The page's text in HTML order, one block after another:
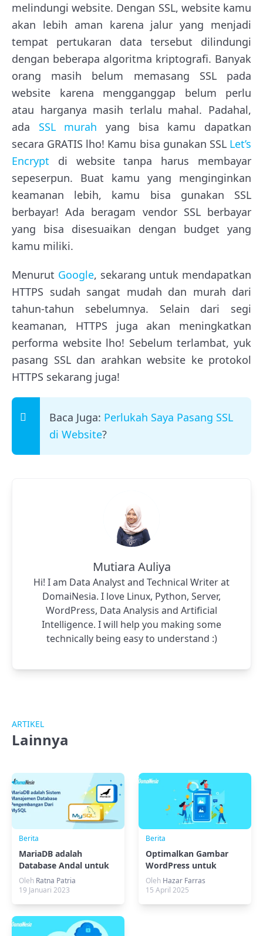
melindungi website. Dengan SSL, website kamu
akan lebih aman karena jalur yang menjadi
tempat pertukaran data tersebut dilindungi
dengan beberapa algoritma kriptografi. Banyak
orang masih belum memasang SSL pada
website karena mengganggap belum perlu
atau harganya masih terlalu mahal. Padahal,
ada SSL murah yang bisa kamu dapatkan
secara GRATIS lho! Kamu bisa gunakan SSL Let’s
Encrypt di website tanpa harus membayar
sepeserpun. Buat kamu yang menginginkan
keamanan lebih, kamu bisa gunakan SSL
berbayar! Ada beragam vendor SSL berbayar
yang bisa disesuaikan dengan budget yang
kamu miliki.
Menurut Google, sekarang untuk mendapatkan
HTTPS sudah sangat mudah dan murah dari
tahun-tahun sebelumnya. Selain dari segi
keamanan, HTTPS juga akan meningkatkan
performa website lho! Sebelum terlambat, yuk
pasang SSL dan arahkan website ke protokol
HTTPS sekarang juga!
Baca Juga: Perlukah Saya Pasang SSL
di Website?
Mutiara Auliya
Hi! I am Data Analyst and Technical Writer at
DomaiNesia. I love Linux, Python, Server,
WordPress, Data Analysis and Artificial
Intelligence. I will help you making some
technically being easy to understand :)
ARTIKEL
Lainnya
Berita
MariaDB adalah
Database Andal untuk
Website dan Aplikasi
Oleh Ratna Patria
19 Januari 2023
Berita
Optimalkan Gambar
WordPress untuk
Kecepatan & SEO
Sekarang!
Oleh Hazar Farras
15 April 2025